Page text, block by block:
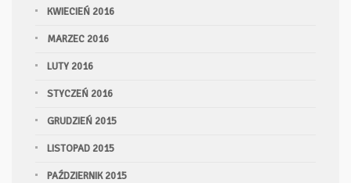
KWIECIEŃ 2016
MARZEC 2016
LUTY 2016
STYCZEŃ 2016
GRUDZIEŃ 2015
LISTOPAD 2015
PAŹDZIERNIK 2015